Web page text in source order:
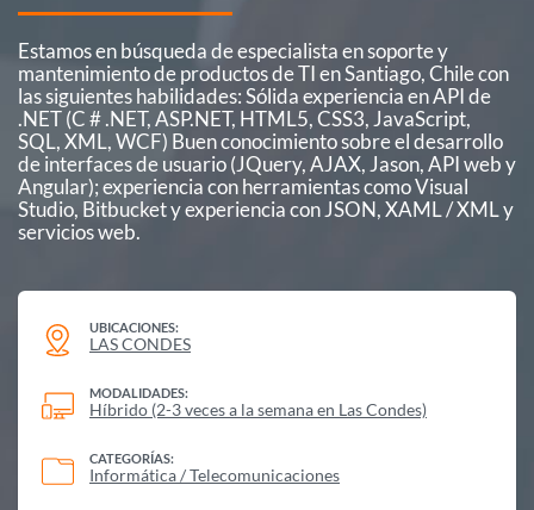
Estamos en búsqueda de especialista en soporte y
mantenimiento de productos de TI en Santiago, Chile con
las siguientes habilidades: Sólida experiencia en API de
.NET (C # .NET, ASP.NET, HTML5, CSS3, JavaScript,
SQL, XML, WCF) Buen conocimiento sobre el desarrollo
de interfaces de usuario (JQuery, AJAX, Jason, API web y
Angular); experiencia con herramientas como Visual
Studio, Bitbucket y experiencia con JSON, XAML / XML y
servicios web.
UBICACIONES:
LAS CONDES
MODALIDADES:
Híbrido (2-3 veces a la semana en Las Condes)
CATEGORÍAS:
Informática / Telecomunicaciones